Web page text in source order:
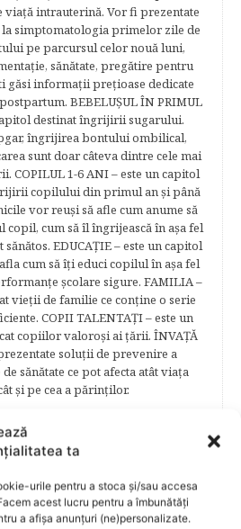
ta
urile pentru a stoca și/sau accesa
acest lucru pentru a îmbunătăți
a afișa anunțuri (ne)personalizate.
viaţă intrauterină. Vor fi prezentate
simptomatologia primelor zile de
pe parcursul celor nouă luni,
sănătate, pregătire pentru
găsi informaţii preţioase dedicate
BEBELUŞUL ÎN PRIMUL
destinat îngrijirii sugarului.
îngrijirea bontului ombilical,
sunt doar câteva dintre cele mai
COPILUL 1-6 ANI – este un capitol
copilului din primul an şi până
vor reuşi să afle cum anume să
copil, cum să îl îngrijească în aşa fel
EDUCAŢIE – este un capitol
cum să îţi educi copilul în aşa fel
şcolare sigure. FAMILIA –
vieţii de familie ce conţine o serie
COPII TALENTAŢI – este un
copiilor valoroși ai țării. ÎNVAŢĂ
soluţii de prevenire a
sănătate ce pot afecta atât viaţa
şi pe cea a părinţilor.